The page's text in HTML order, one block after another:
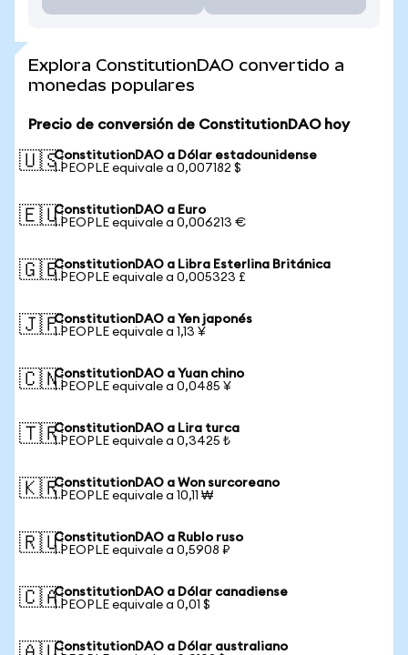
Explora ConstitutionDAO convertido a
monedas populares
Precio de conversión de ConstitutionDAO hoy
🇺🇸ConstitutionDAO a Dólar estadounidense
1 PEOPLE equivale a 0,007182 $
🇪🇺ConstitutionDAO a Euro
1 PEOPLE equivale a 0,006213 €
🇬🇧ConstitutionDAO a Libra Esterlina Británica
1 PEOPLE equivale a 0,005323 £
🇯🇵ConstitutionDAO a Yen japonés
1 PEOPLE equivale a 1,13 ¥
🇨🇳ConstitutionDAO a Yuan chino
1 PEOPLE equivale a 0,0485 ¥
🇹🇷ConstitutionDAO a Lira turca
1 PEOPLE equivale a 0,3425 ₺
🇰🇷ConstitutionDAO a Won surcoreano
1 PEOPLE equivale a 10,11 ₩
🇷🇺ConstitutionDAO a Rublo ruso
1 PEOPLE equivale a 0,5908 ₽
🇨🇦ConstitutionDAO a Dólar canadiense
1 PEOPLE equivale a 0,01 $
ConstitutionDAO a Dólar australiano